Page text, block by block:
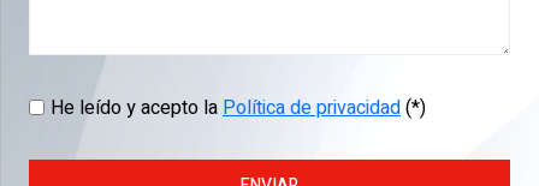
He leído y acepto laPolítica de privacidad(*)